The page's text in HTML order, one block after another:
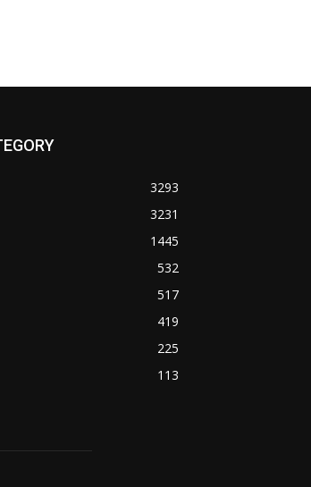
3293
3231
1445
532
517
419
225
113